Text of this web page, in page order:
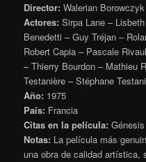
Director: Walerian Borowczyk
Actores: Sirpa Lane –
Benedetti – Guy Tréjan –
Robert Capia – Pascale
– Thierry Bourdon – Mathieu
Testanière – Stéphane
Año: 1975
País: Francia
Citas en la película:
Notas: La película más
una obra de calidad artística,